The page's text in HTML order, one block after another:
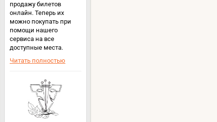
продажу билетов
онлайн. Теперь их
можно покупать при
помощи нашего
сервиса на все
доступные места.
Читать полностью